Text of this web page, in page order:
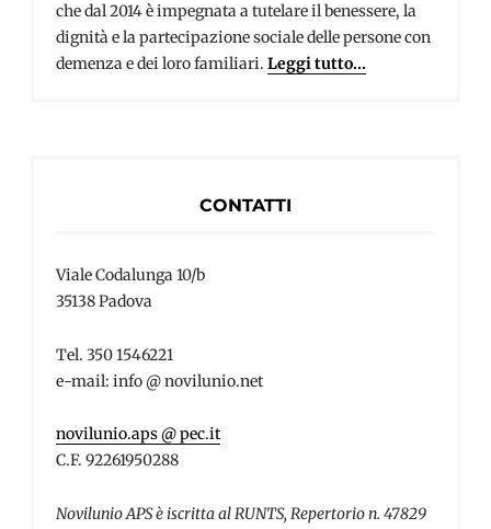
che dal 2014 è impegnata a tutelare il benessere, la
dignità e la partecipazione sociale delle persone con
demenza e dei loro familiari. Leggi tutto...
CONTATTI
Viale Codalunga 10/b
35138 Padova
Tel. 350 1546221
e-mail: info @ novilunio.net
novilunio.aps @ pec.it
C.F. 92261950288
Novilunio APS è iscritta al RUNTS, Repertorio n. 47829